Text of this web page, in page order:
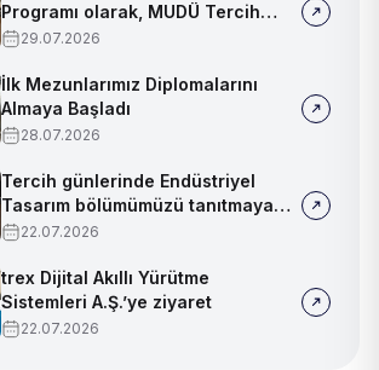
Programı olarak, MUDÜ Tercih
Tanıtım Günleri'nde biz de
29.07.2026
İlk Mezunlarımız Diplomalarını
Almaya Başladı
28.07.2026
Tercih günlerinde Endüstriyel
Tasarım bölümümüzü tanıtmaya
devam ediyoruz!
22.07.2026
trex Dijital Akıllı Yürütme
Sistemleri A.Ş.’ye ziyaret
22.07.2026